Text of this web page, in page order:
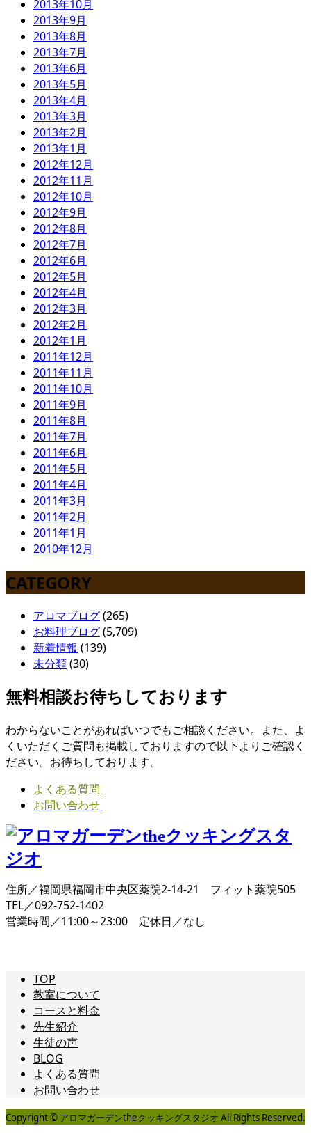
2013年10月
2013年9月
2013年8月
2013年7月
2013年6月
2013年5月
2013年4月
2013年3月
2013年2月
2013年1月
2012年12月
2012年11月
2012年10月
2012年9月
2012年8月
2012年7月
2012年6月
2012年5月
2012年4月
2012年3月
2012年2月
2012年1月
2011年12月
2011年11月
2011年10月
2011年9月
2011年8月
2011年7月
2011年6月
2011年5月
2011年4月
2011年3月
2011年2月
2011年1月
2010年12月
CATEGORY
アロマブログ(265)
お料理ブログ(5,709)
新着情報 (139)
未分類(30)
無料相談お待ちしております
わからないことがあればいつでもご相談ください。また、よ
くいただくご質問も掲載しておりますので以下よりご確認く
ださい。お待ちしております。
よくある質問
お問い合わせ
住所／福岡県福岡市中央区薬院2-14-21 フィット薬院505
TEL／092-752-1402
営業時間／11:00～23:00 定休日／なし
TOP
教室について
コースと料金
先生紹介
生徒の声
BLOG
よくある質問
お問い合わせ
Copyright © アロマガーデンtheクッキングスタジオ All Rights Reserved.